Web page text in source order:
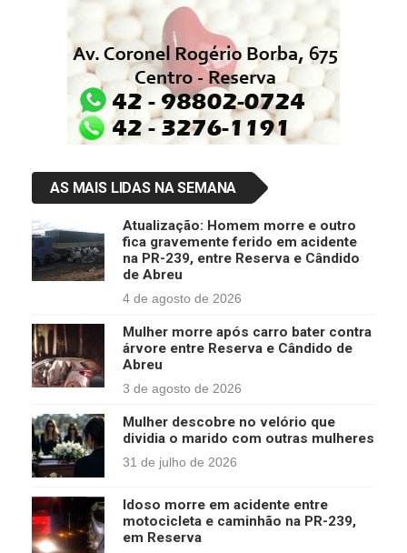
AS MAIS LIDAS NA SEMANA
Atualização: Homem morre e outro
fica gravemente ferido em acidente
na PR-239, entre Reserva e Cândido
de Abreu
4 de agosto de 2026
Mulher morre após carro bater contra
árvore entre Reserva e Cândido de
Abreu
3 de agosto de 2026
Mulher descobre no velório que
dividia o marido com outras mulheres
31 de julho de 2026
Idoso morre em acidente entre
motocicleta e caminhão na PR-239,
em Reserva